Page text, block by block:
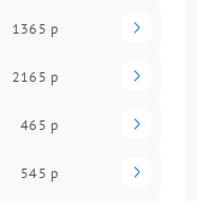
1365 р
2165 р
465 р
545 р